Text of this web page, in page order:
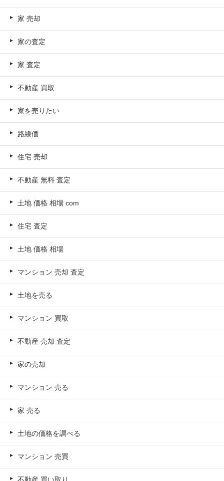
家 売却
家の査定
家 査定
不動産 買取
家を売りたい
路線価
住宅 売却
不動産 無料 査定
土地 価格 相場 com
住宅 査定
土地 価格 相場
マンション 売却 査定
土地を売る
マンション 買取
不動産 売却 査定
家の売却
マンション 売る
家 売る
土地の価格を調べる
マンション 売買